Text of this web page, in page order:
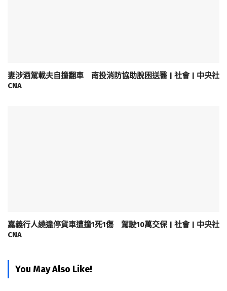
妻涉酒駕載夫自撞翻車 南投消防協助脫困送醫 | 社會 | 中央社
CNA
嘉義行人繞違停貨車遭撞1死1傷 駕駛10萬交保 | 社會 | 中央社
CNA
You May Also Like!